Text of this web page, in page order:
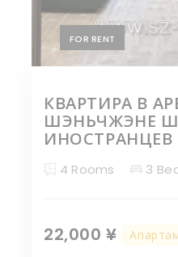
FOR RENT
КВАРТИРА В
ШЭНЬЧЖЭНЕ
ИНОСТРАНЦЕВ
4 Rooms 3
22,000 ¥